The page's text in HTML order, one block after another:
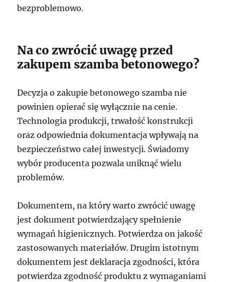
bezproblemowo.
Na co zwrócić uwagę przed
zakupem szamba betonowego?
Decyzja o zakupie betonowego szamba nie
powinien opierać się wyłącznie na cenie.
Technologia produkcji, trwałość konstrukcji
oraz odpowiednia dokumentacja wpływają na
bezpieczeństwo całej inwestycji. Świadomy
wybór producenta pozwala uniknąć wielu
problemów.
Dokumentem, na który warto zwrócić uwagę
jest dokument potwierdzający spełnienie
wymagań higienicznych. Potwierdza on jakość
zastosowanych materiałów. Drugim istotnym
dokumentem jest deklaracja zgodności, która
potwierdza zgodność produktu z wymaganiami